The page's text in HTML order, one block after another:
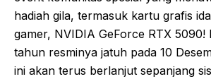
hadiah gila, termasuk kartu grafis
gamer, NVIDIA GeForce RTX 5090!
tahun resminya jatuh pada 10
ini akan terus berlanjut sepanjang